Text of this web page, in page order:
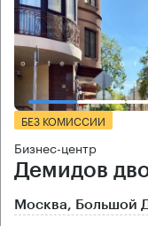
БЕЗ КОМИССИИ
Бизнес-центр
Демидов
Москва, Большой